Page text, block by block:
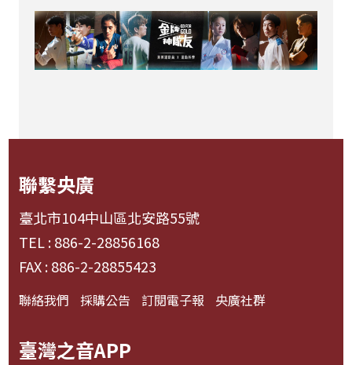
聯繫央廣
臺北市104中山區北安路55號
TEL : 886-2-28856168
FAX : 886-2-28855423
聯絡我們 採購公告 訂閱電子報 央廣社群
臺灣之音APP